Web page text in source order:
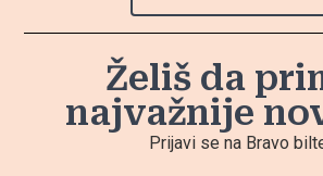
Želiš da
najvažnije
Prijavi se na Bravo